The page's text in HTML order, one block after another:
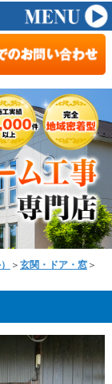
＞ 玄関・ドア・窓＞